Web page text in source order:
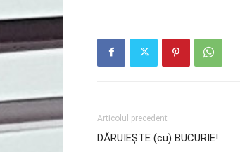
Articolul precedent
DĂRUIEȘTE (cu) BUCURIE!